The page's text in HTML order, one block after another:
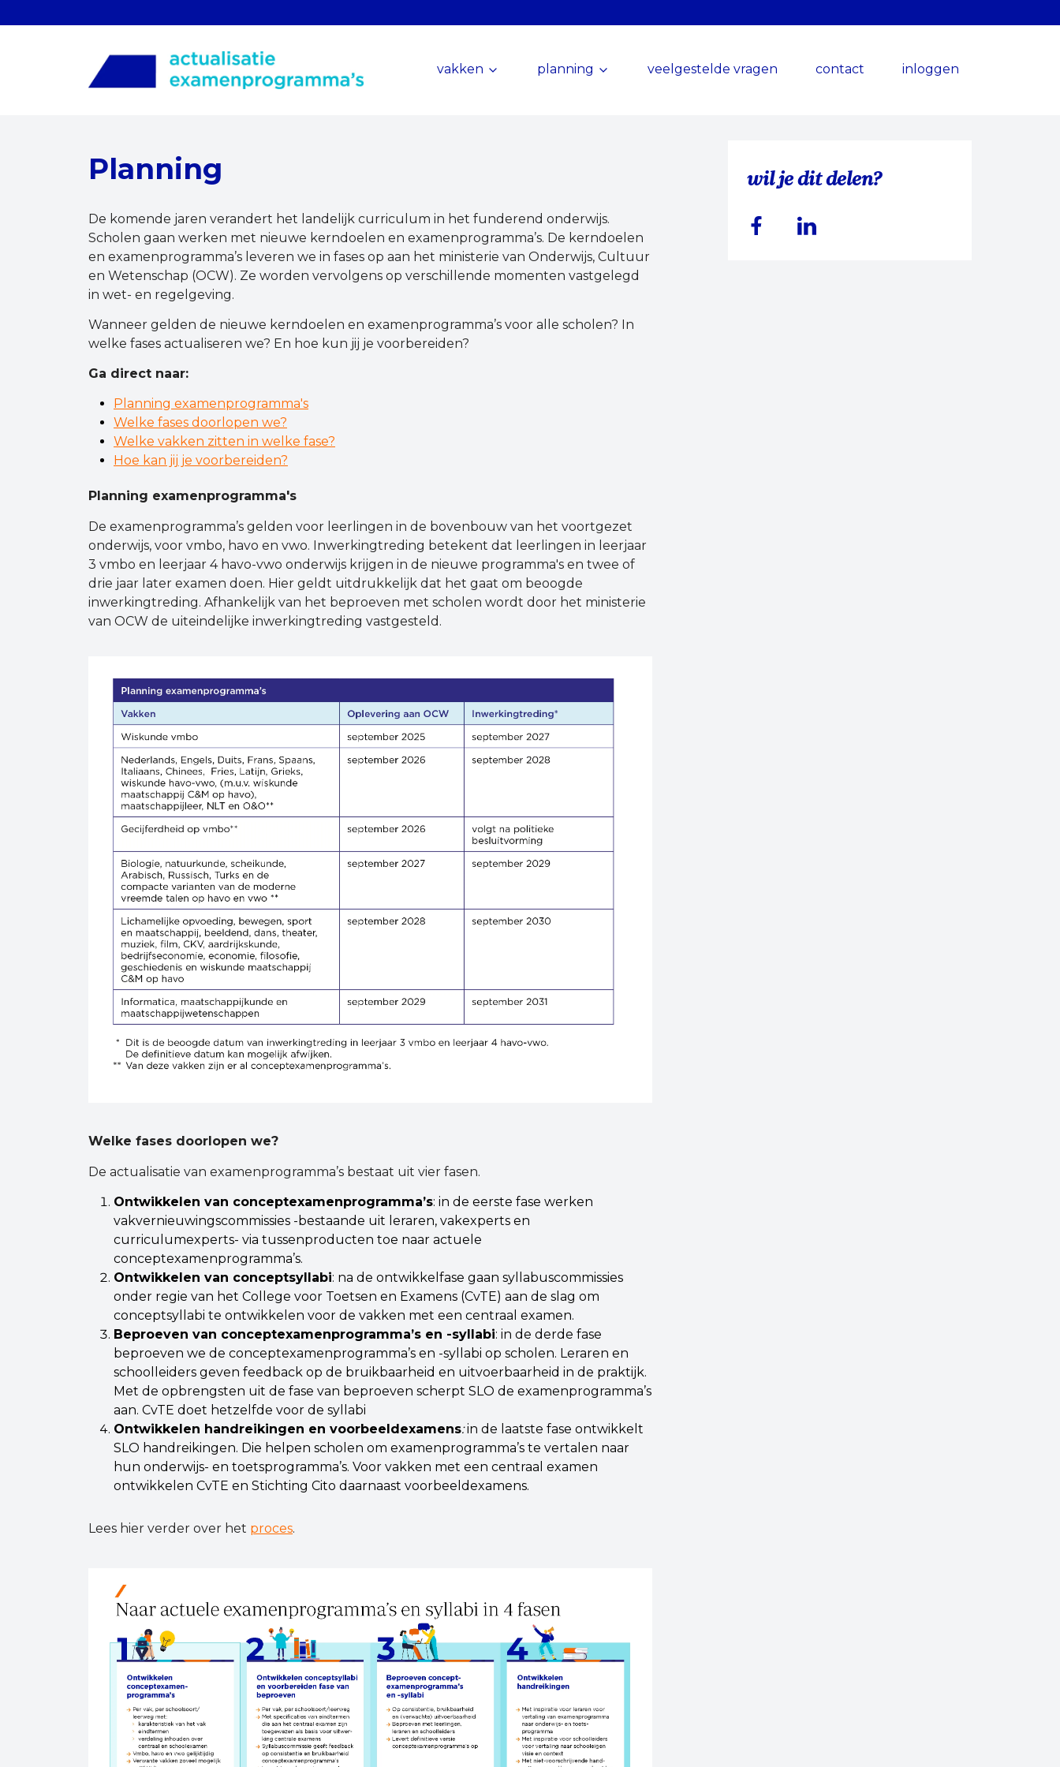
vakken planning veelgestelde vragen contact inloggen
Planning
De komende jaren verandert het landelijk curriculum in het funderend onderwijs.
Scholen gaan werken met nieuwe kerndoelen en examenprogramma’s. De kerndoelen
en examenprogramma’s leveren we in fases op aan het ministerie van Onderwijs, Cultuur
en Wetenschap (OCW). Ze worden vervolgens op verschillende momenten vastgelegd
in wet- en regelgeving.
Wanneer gelden de nieuwe kerndoelen en examenprogramma’s voor alle scholen? In
welke fases actualiseren we? En hoe kun jij je voorbereiden?
Ga direct naar:
Planning examenprogramma's
Welke fases doorlopen we?
Welke vakken zitten in welke fase?
Hoe kan jij je voorbereiden?
Planning examenprogramma's
De examenprogramma’s gelden voor leerlingen in de bovenbouw van het voortgezet
onderwijs, voor vmbo, havo en vwo. Inwerkingtreding betekent dat leerlingen in leerjaar
3 vmbo en leerjaar 4 havo-vwo onderwijs krijgen in de nieuwe programma's en twee of
drie jaar later examen doen. Hier geldt uitdrukkelijk dat het gaat om beoogde
inwerkingtreding. Afhankelijk van het beproeven met scholen wordt door het ministerie
van OCW de uiteindelijke inwerkingtreding vastgesteld.
Welke fases doorlopen we?
De actualisatie van examenprogramma’s bestaat uit vier fasen.
Ontwikkelen van conceptexamenprogramma’s: in de eerste fase werken
vakvernieuwingscommissies -bestaande uit leraren, vakexperts en
curriculumexperts- via tussenproducten toe naar actuele
conceptexamenprogramma’s.
Ontwikkelen van conceptsyllabi: na de ontwikkelfase gaan syllabuscommissies
onder regie van het College voor Toetsen en Examens (CvTE) aan de slag om
conceptsyllabi te ontwikkelen voor de vakken met een centraal examen.
Beproeven van conceptexamenprogramma’s en -syllabi: in de derde fase
beproeven we de conceptexamenprogramma’s en -syllabi op scholen. Leraren en
schoolleiders geven feedback op de bruikbaarheid en uitvoerbaarheid in de praktijk.
Met de opbrengsten uit de fase van beproeven scherpt SLO de examenprogramma’s
aan. CvTE doet hetzelfde voor de syllabi
Ontwikkelen handreikingen en voorbeeldexamens:in de laatste fase ontwikkelt
SLO handreikingen. Die helpen scholen om examenprogramma’s te vertalen naar
hun onderwijs- en toetsprogramma’s. Voor vakken met een centraal examen
ontwikkelen CvTE en Stichting Cito daarnaast voorbeeldexamens.
Lees hier verder over het proces.
wil je dit delen?